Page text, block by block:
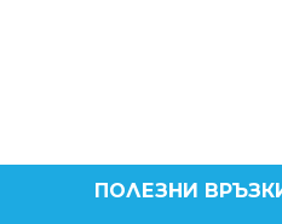
ПОЛЕЗНИ